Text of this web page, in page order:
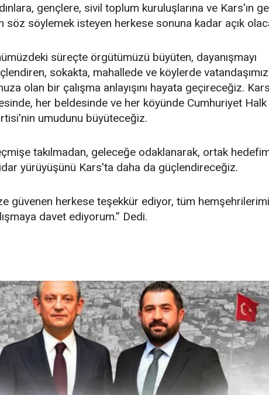
gençlere, sivil toplum kuruluşlarına ve Kars'ın
söz söylemek isteyen herkese sonuna kadar açık
süreçte örgütümüzü büyüten, dayanışmayı
sokakta, mahallede ve köylerde
olan bir çalışma anlayışını hayata geçireceğiz.
her beldesinde ve her köyünde Cumhuriyet Halk
umudunu büyüteceğiz.
takılmadan, geleceğe odaklanarak, ortak
yürüyüşünü Kars'ta daha da güçlendireceğiz.
güvenen herkese teşekkür ediyor, tüm
davet ediyorum.” Dedi.